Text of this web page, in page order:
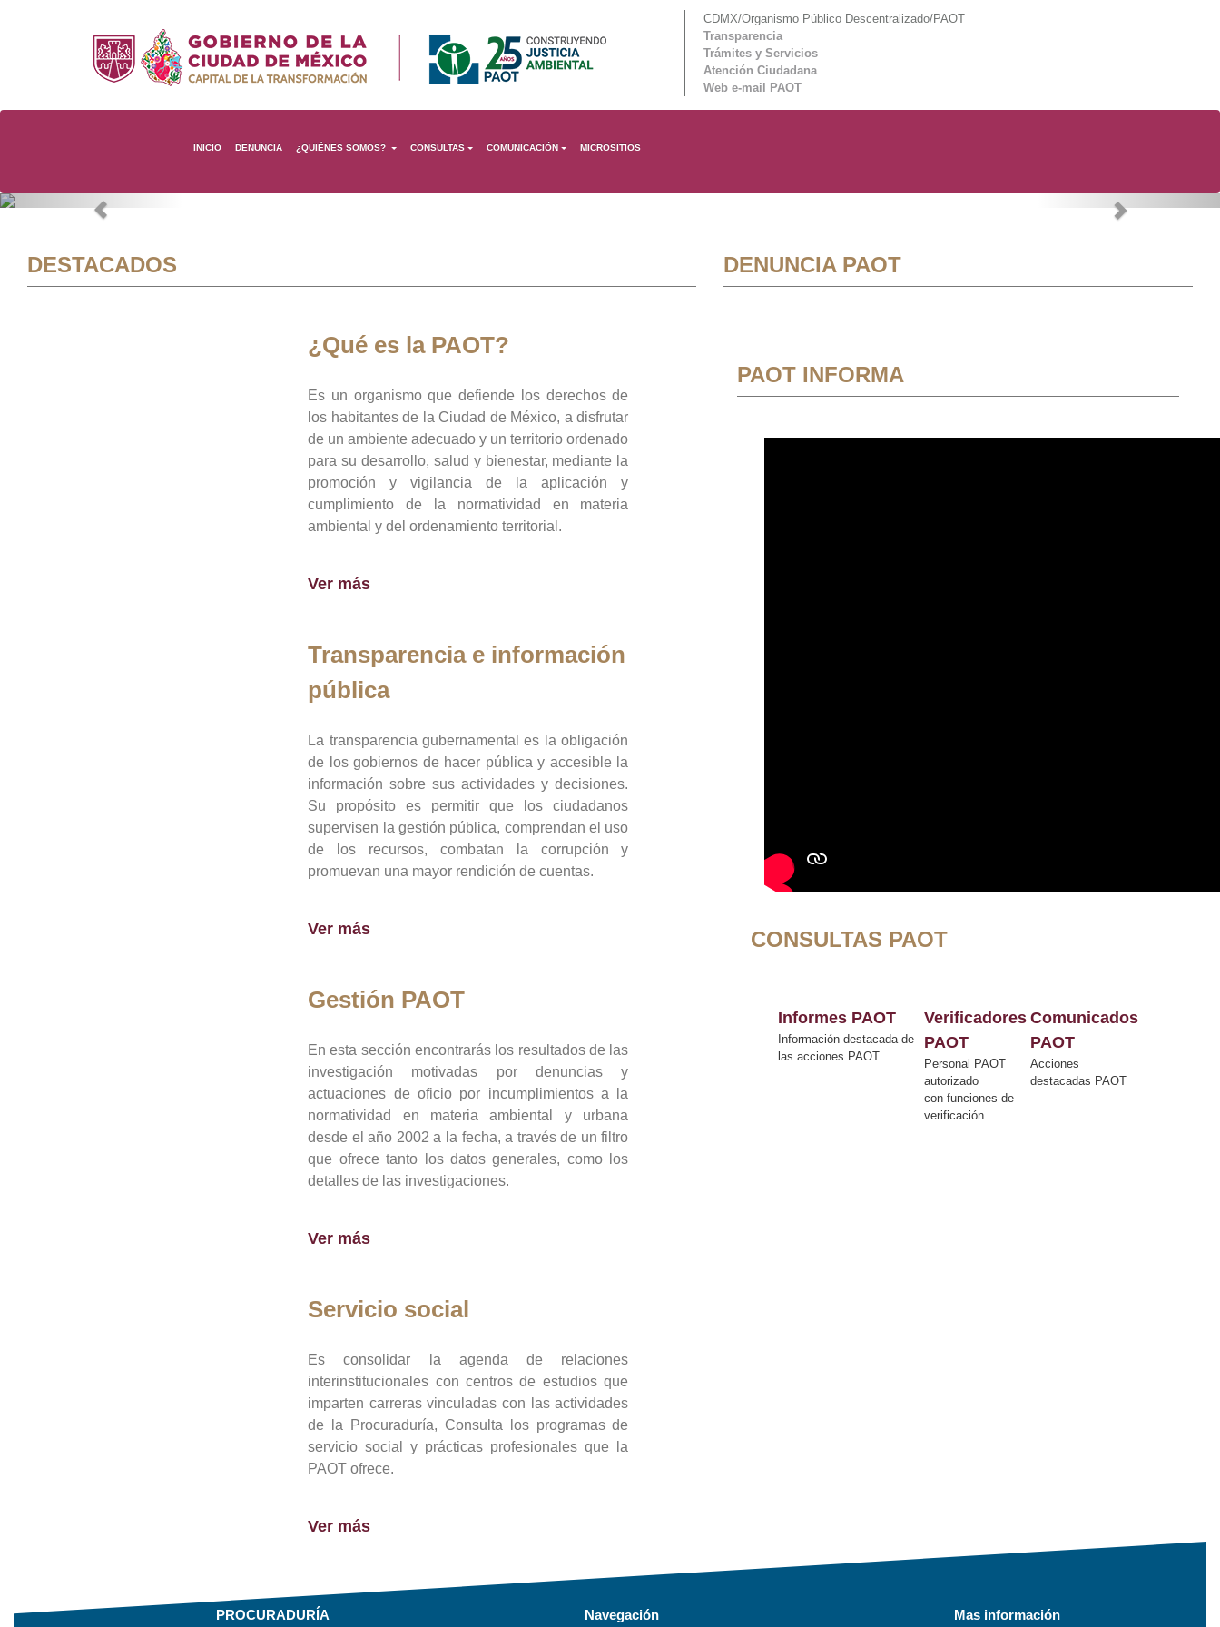
CDMX/Organismo Público Descentralizado/PAOT
Transparencia
Trámites y Servicios
Atención Ciudadana
Web e-mail PAOT
INICIO DENUNCIA ¿QUIÉNES SOMOS? CONSULTAS COMUNICACIÓN MICROSITIOS
Previous Next
DESTACADOS
¿Qué es la PAOT?
Es un organismo que defiende los derechos de
los habitantes de la Ciudad de México, a disfrutar
de un ambiente adecuado y un territorio ordenado
para su desarrollo, salud y bienestar, mediante la
promoción y vigilancia de la aplicación y
cumplimiento de la normatividad en materia
ambiental y del ordenamiento territorial.
Ver más
Transparencia e información
pública
La transparencia gubernamental es la obligación
de los gobiernos de hacer pública y accesible la
información sobre sus actividades y decisiones.
Su propósito es permitir que los ciudadanos
supervisen la gestión pública, comprendan el uso
de los recursos, combatan la corrupción y
promuevan una mayor rendición de cuentas.
Ver más
Gestión PAOT
En esta sección encontrarás los resultados de las
investigación motivadas por denuncias y
actuaciones de oficio por incumplimientos a la
normatividad en materia ambiental y urbana
desde el año 2002 a la fecha, a través de un filtro
que ofrece tanto los datos generales, como los
detalles de las investigaciones.
Ver más
Servicio social
Es consolidar la agenda de relaciones
interinstitucionales con centros de estudios que
imparten carreras vinculadas con las actividades
de la Procuraduría, Consulta los programas de
servicio social y prácticas profesionales que la
PAOT ofrece.
Ver más
DENUNCIA PAOT
PAOT INFORMA
CONSULTAS PAOT
Informes PAOT
Información destacada de
las acciones PAOT
Verificadores
PAOT
Personal PAOT
autorizado
con funciones de
verificación
Comunicados
PAOT
Acciones
destacadas PAOT
PROCURADURÍA Navegación Mas información